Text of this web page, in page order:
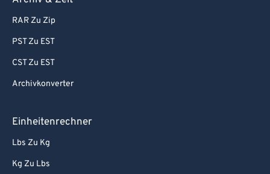
RAR Zu Zip
PST Zu EST
CST Zu EST
Archivkonverter
Einheitenrechner
Lbs Zu Kg
Kg Zu Lbs